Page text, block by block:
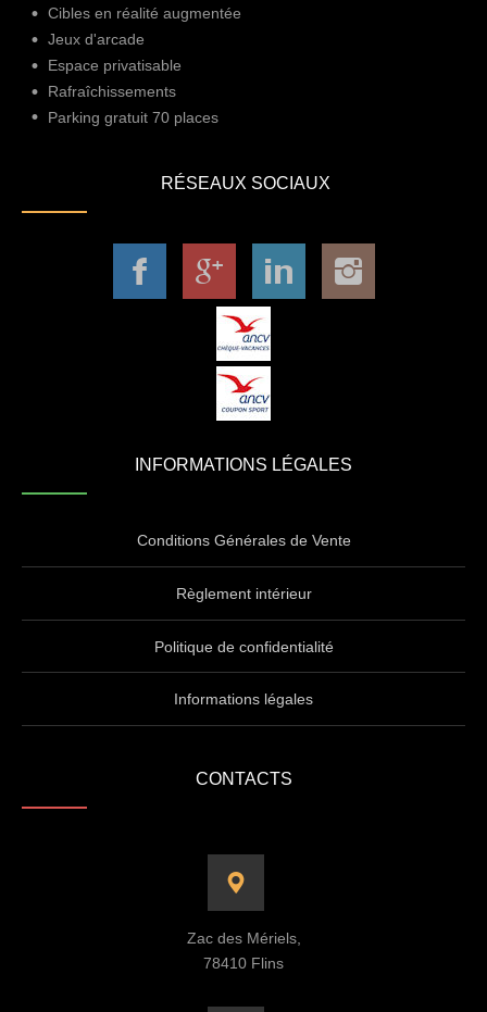
Cibles en réalité augmentée
Jeux d'arcade
Espace privatisable
Rafraîchissements
Parking gratuit 70 places
RÉSEAUX SOCIAUX
INFORMATIONS LÉGALES
Conditions Générales de Vente
Règlement intérieur
Politique de confidentialité
Informations légales
CONTACTS
Zac des Mériels,
78410 Flins